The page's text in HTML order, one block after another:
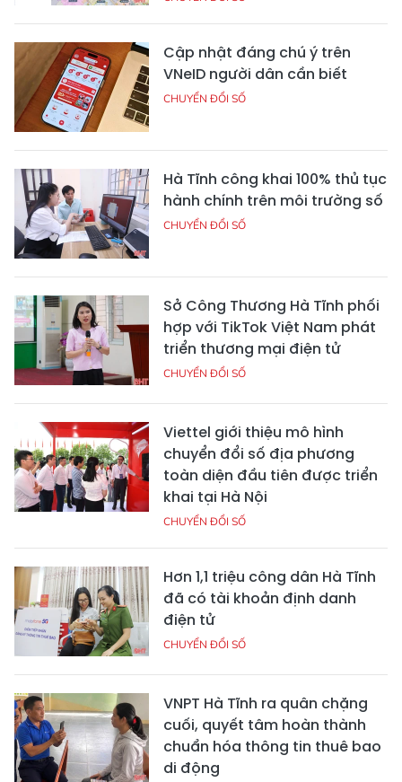
Cập nhật đáng chú ý trên
VNeID người dân cần biết
CHUYỂN ĐỔI SỐ
Hà Tĩnh công khai 100% thủ tục
hành chính trên môi trường số
CHUYỂN ĐỔI SỐ
Sở Công Thương Hà Tĩnh phối
hợp với TikTok Việt Nam phát
triển thương mại điện tử
CHUYỂN ĐỔI SỐ
Viettel giới thiệu mô hình
chuyển đổi số địa phương
toàn diện đầu tiên được triển
khai tại Hà Nội
CHUYỂN ĐỔI SỐ
Hơn 1,1 triệu công dân Hà Tĩnh
đã có tài khoản định danh
điện tử
CHUYỂN ĐỔI SỐ
VNPT Hà Tĩnh ra quân chặng
cuối, quyết tâm hoàn thành
chuẩn hóa thông tin thuê bao
di động